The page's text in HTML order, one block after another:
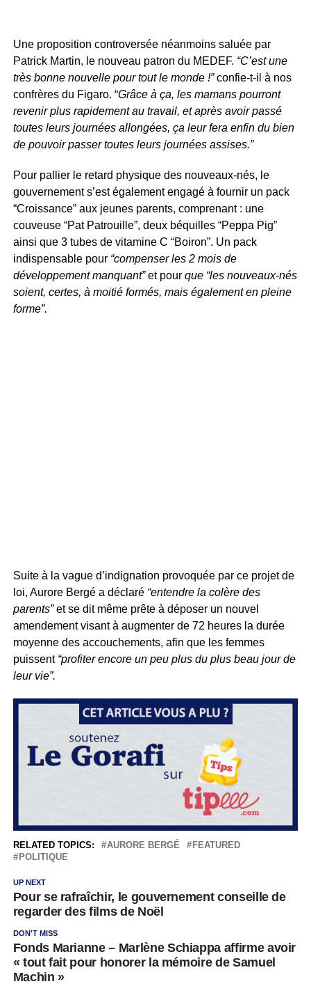
Une proposition controversée néanmoins saluée par
Patrick Martin, le nouveau patron du MEDEF. “C’est une
très bonne nouvelle pour tout le monde !”confie-t-il à nos
confrères du Figaro. “Grâce à ça, les mamans pourront
revenir plus rapidement au travail, et après avoir passé
toutes leurs journées allongées, ça leur fera enfin du bien
de pouvoir passer toutes leurs journées assises.”
Pour pallier le retard physique des nouveaux-nés, le
gouvernement s’est également engagé à fournir un pack
“Croissance” aux jeunes parents, comprenant : une
couveuse “Pat Patrouille”, deux béquilles “Peppa Pig”
ainsi que 3 tubes de vitamine C “Boiron”. Un pack
indispensable pour “compenser les 2 mois de
développement manquant”et pour que “les nouveaux-nés
soient, certes, à moitié formés, mais également en pleine
forme”.
Suite à la vague d’indignation provoquée par ce projet de
loi, Aurore Bergé a déclaré “entendre la colère des
parents”et se dit même prête à déposer un nouvel
amendement visant à augmenter de 72 heures la durée
moyenne des accouchements, afin que les femmes
puissent“profiter encore un peu plus du plus beau jour de
leur vie”.
RELATED TOPICS: AURORE BERGÉ
FEATURED
POLITIQUE
UP NEXT
Pour se rafraîchir, le gouvernement conseille de
regarder des films de Noël
DON'T MISS
Fonds Marianne – Marlène Schiappa affirme avoir
« tout fait pour honorer la mémoire de Samuel
Machin »